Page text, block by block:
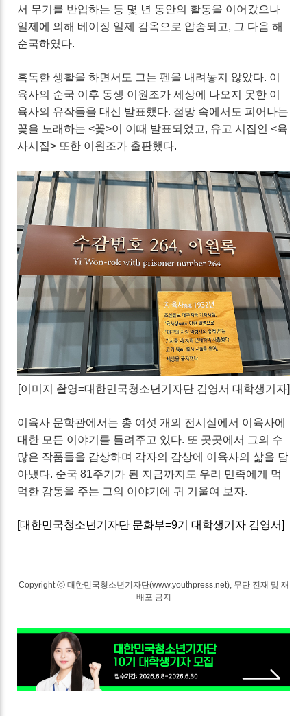
서 무기를 반입하는 등 몇 년 동안의 활동을 이어갔으나
일제에 의해 베이징 일제 감옥으로 압송되고, 그 다음 해
순국하였다.
혹독한 생활을 하면서도 그는 펜을 내려놓지 않았다. 이
육사의 순국 이후 동생 이원조가 세상에 나오지 못한 이
육사의 유작들을 대신 발표했다. 절망 속에서도 피어나는
꽃을 노래하는 <꽃>이 이때 발표되었고, 유고 시집인 <육
사시집> 또한 이원조가 출판했다.
[이미지 촬영=대한민국청소년기자단 김영서 대학생기자]
이육사 문학관에서는 총 여섯 개의 전시실에서 이육사에
대한 모든 이야기를 들려주고 있다. 또 곳곳에서 그의 수
많은 작품들을 감상하며 각자의 감상에 이육사의 삶을 담
아냈다. 순국 81주기가 된 지금까지도 우리 민족에게 먹
먹한 감동을 주는 그의 이야기에 귀 기울여 보자.
[대한민국청소년기자단 문화부=9기 대학생기자 김영서]
Copyright ⓒ 대한민국청소년기자단(www.youthpress.net), 무단 전재 및 재
배포 금지